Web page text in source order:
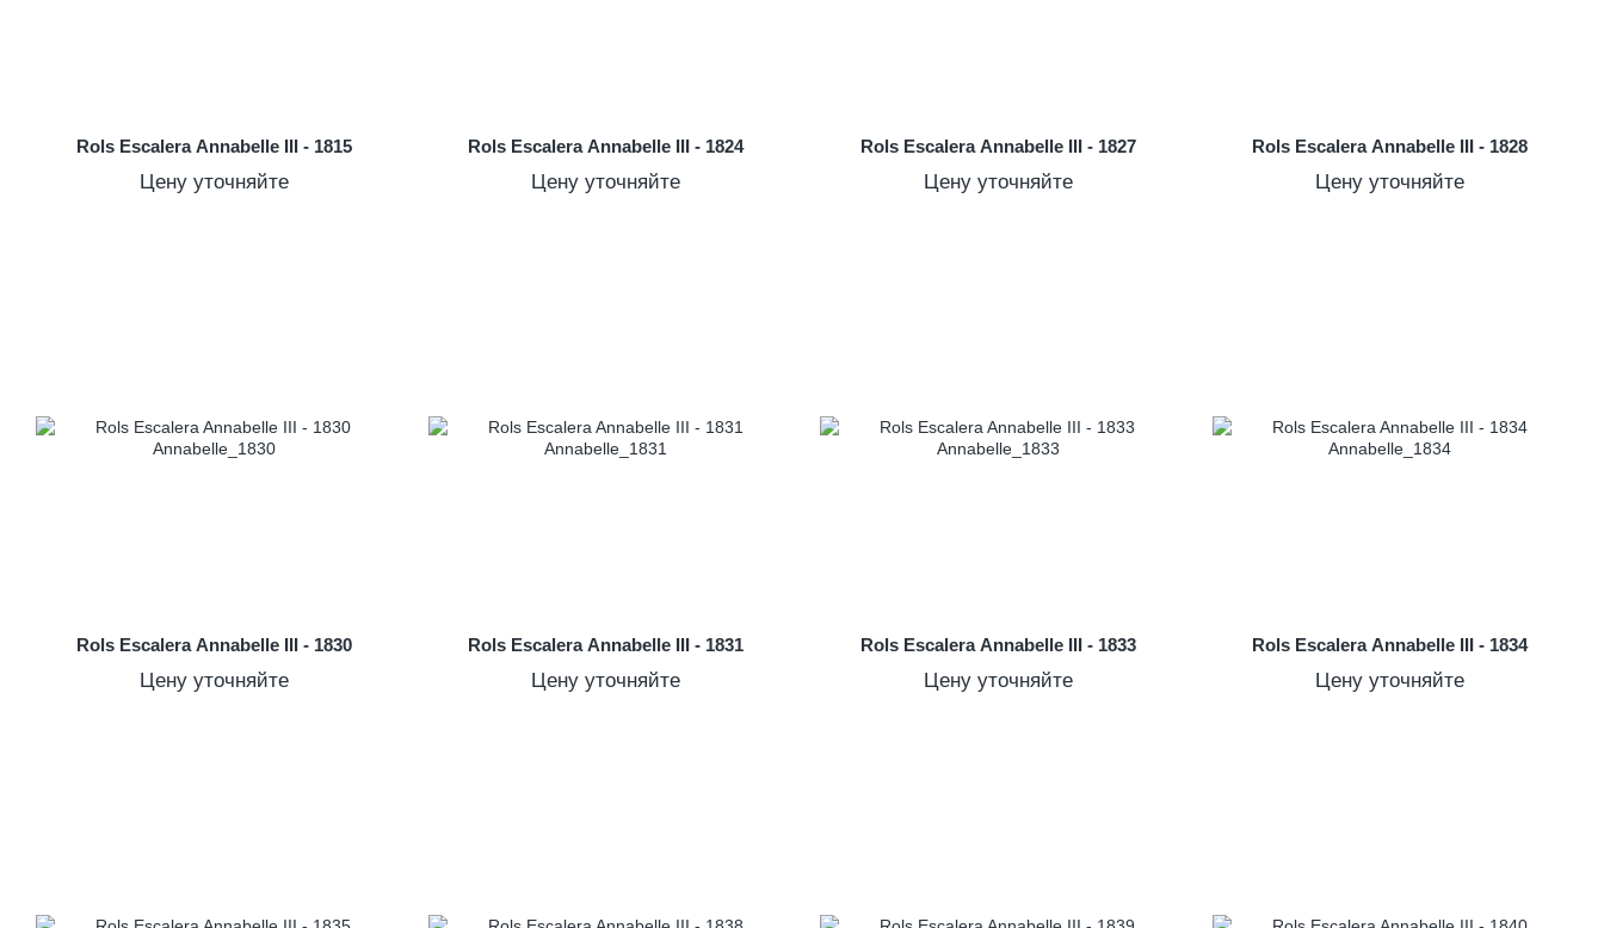
Rols Escalera Annabelle III - 1815
Цену уточняйте
Rols Escalera Annabelle III - 1824
Цену уточняйте
Rols Escalera Annabelle III - 1827
Цену уточняйте
Rols Escalera Annabelle III - 1828
Цену уточняйте
Rols Escalera Annabelle III - 1830
Цену уточняйте
Rols Escalera Annabelle III - 1831
Цену уточняйте
Rols Escalera Annabelle III - 1833
Цену уточняйте
Rols Escalera Annabelle III - 1834
Цену уточняйте